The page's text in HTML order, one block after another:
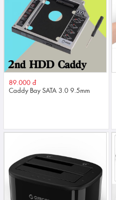
89.000 đ
Caddy Bay SATA 3.0 9.5mm